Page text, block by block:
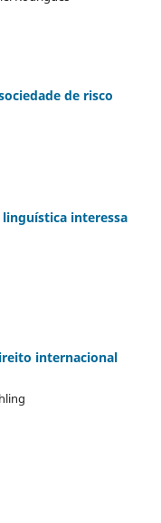
de risco
interessa
internacional